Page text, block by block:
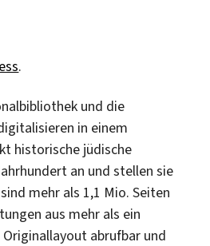
.
und die
in einem
historische jüdische
an und stellen sie
mehr als 1,1 Mio. Seiten
aus mehr als ein
abrufbar und